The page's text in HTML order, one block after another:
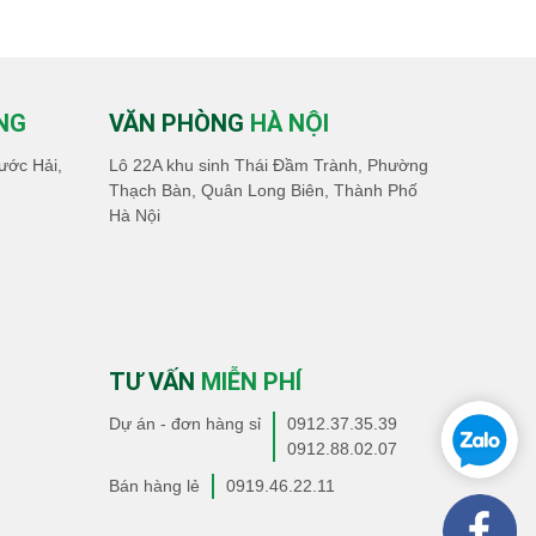
Hải,
VĂN PHÒNG HÀ NỘI
Lô 22A khu sinh Thái Đầm Trành, Phường
Thạch Bàn, Quân Long Biên, Thành Phố
Hà Nội
TƯ VẤN MIỄN PHÍ
Dự án - đơn hàng sỉ
0912.37.35.39
0912.88.02.07
Bán hàng lẻ
0919.46.22.11